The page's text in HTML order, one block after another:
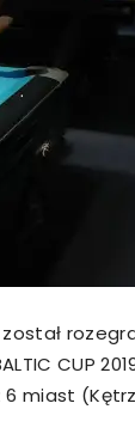
CUP
miast